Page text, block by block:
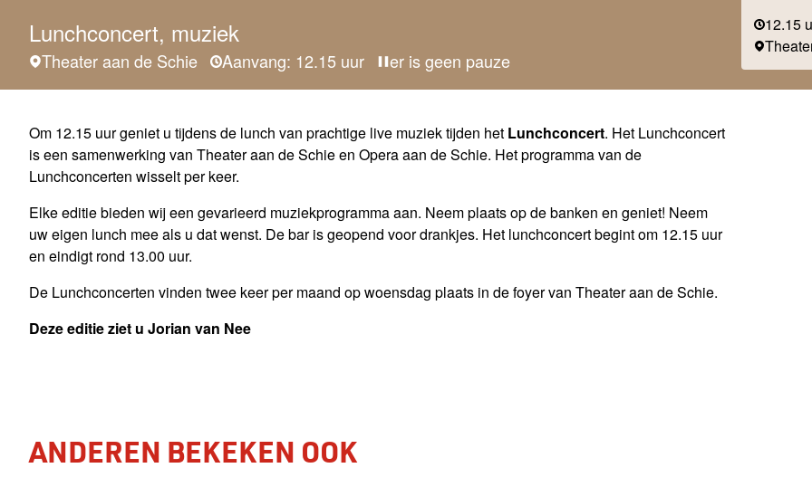
Lunchconcert, muziek
Theater aan de Schie Aanvang: 12.15 uur er is geen pauze
Om 12.15 uur geniet u tijdens de lunch van prachtige live muziek tijden het Lunchconcert. Het Lunchconcert
is een samenwerking van Theater aan de Schie en Opera aan de Schie. Het programma van de
Lunchconcerten wisselt per keer.
Elke editie bieden wij een gevarieerd muziekprogramma aan. Neem plaats op de banken en geniet! Neem
uw eigen lunch mee als u dat wenst. De bar is geopend voor drankjes. Het lunchconcert begint om 12.15 uur
en eindigt rond 13.00 uur.
De Lunchconcerten vinden twee keer per maand op woensdag plaats in de foyer van Theater aan de Schie.
Deze editie ziet u Jorian van Nee
12.15
ANDEREN BEKEKEN OOK